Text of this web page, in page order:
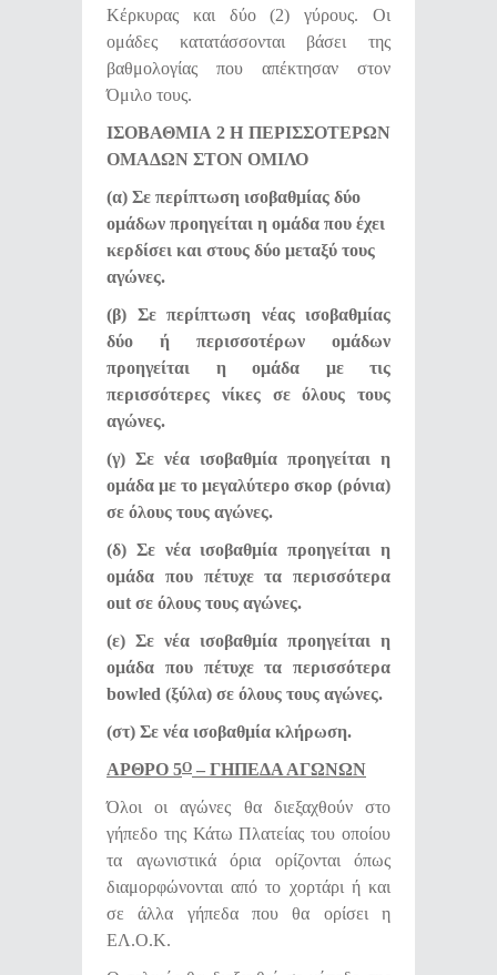
Κέρκυρας και δύο (2) γύρους. Οι
ομάδες κατατάσσονται βάσει της
βαθμολογίας που απέκτησαν στον
Όμιλο τους.
ΙΣΟΒΑΘΜΙΑ 2 Η ΠΕΡΙΣΣΟΤΕΡΩΝ
ΟΜΑΔΩΝ ΣΤΟΝ ΟΜΙΛΟ
(α) Σε περίπτωση ισοβαθμίας δύο
ομάδων προηγείται η ομάδα που έχει
κερδίσει και στους δύο μεταξύ τους
αγώνες.
(β) Σε περίπτωση νέας ισοβαθμίας
δύο ή περισσοτέρων ομάδων
προηγείται η ομάδα με τις
περισσότερες νίκες σε όλους τους
αγώνες.
(γ) Σε νέα ισοβαθμία προηγείται η
ομάδα με το μεγαλύτερο σκορ (ρόνια)
σε όλους τους αγώνες.
(δ) Σε νέα ισοβαθμία προηγείται η
ομάδα που πέτυχε τα περισσότερα
out σε όλους τους αγώνες.
(ε) Σε νέα ισοβαθμία προηγείται η
ομάδα που πέτυχε τα περισσότερα
bowled (ξύλα) σε όλους τους αγώνες.
(στ) Σε νέα ισοβαθμία κλήρωση.
ΑΡΘΡΟ 5Ο – ΓΗΠΕΔΑ ΑΓΩΝΩΝ
Όλοι οι αγώνες θα διεξαχθούν στο
γήπεδο της Κάτω Πλατείας του οποίου
τα αγωνιστικά όρια ορίζονται όπως
διαμορφώνονται από το χορτάρι ή και
σε άλλα γήπεδα που θα ορίσει η
ΕΛ.Ο.Κ.